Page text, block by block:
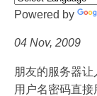
Powered by
04 Nov, 2009
朋友的服务器
用户名密码直